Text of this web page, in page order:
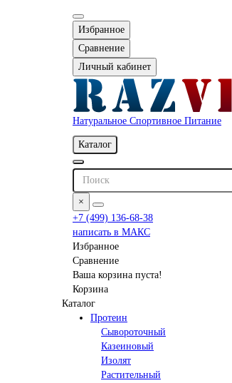
Избранное
Сравнение
Личный кабинет
Натуральное Спортивное Питание
Каталог
×
+7 (499) 136-68-38
написать в МАКС
Избранное
Сравнение
Ваша корзина пуста!
Корзина
Каталог
Протеин
Сывороточный
Казеиновый
Изолят
Растительный